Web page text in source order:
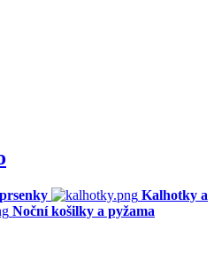
Kalhotky a
Noční košilky a pyžama